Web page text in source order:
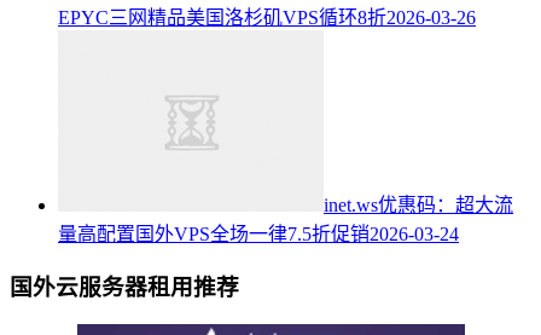
EPYC三网精品美国洛杉矶VPS循环8折2026-03-26
inet.ws优惠码：超大流
量高配置国外VPS全场一律7.5折促销2026-03-24
国外云服务器租用推荐